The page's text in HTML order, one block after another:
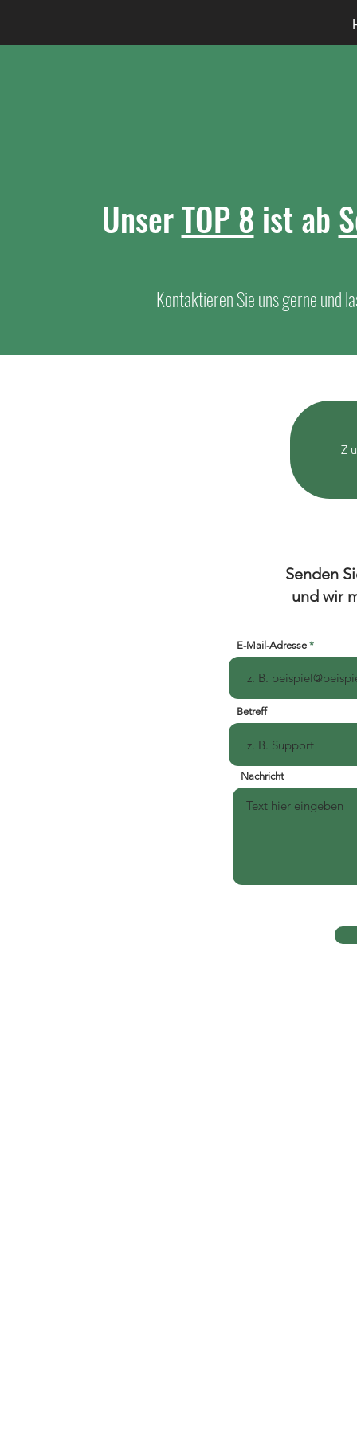
UnserTOP 8 ist ab
Kontaktieren Sie uns gerne und
Senden
und wir
E-Mail-Adresse
Betreff
Nachricht